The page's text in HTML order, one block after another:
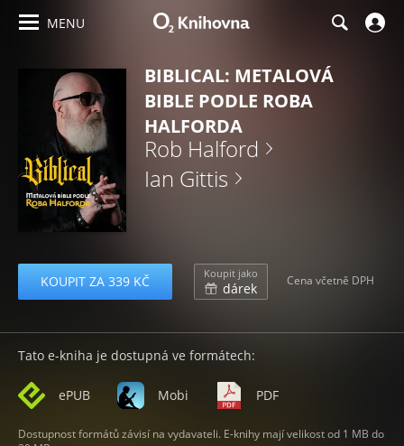
MENU
BIBLICAL: METALOVÁ
BIBLE PODLE ROBA
HALFORDA
Rob Halford
Ian Gittis
KOUPIT ZA 339 KČ Koupit jako
dárek Cena včetně DPH
Tato e-kniha je dostupná ve formátech:
ePUB Mobi PDF
Dostupnost formátů závisí na vydavateli. E-knihy mají velikost od 1 MB do